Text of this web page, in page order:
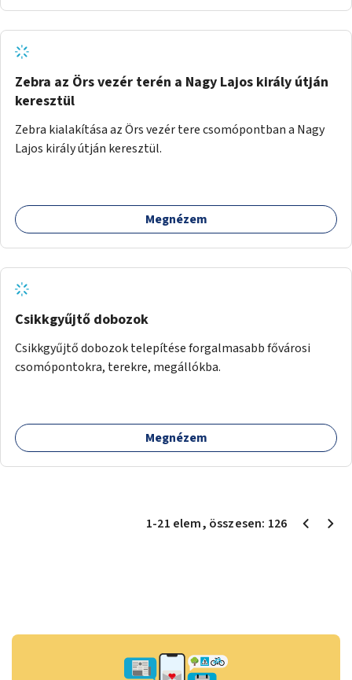
Zebra az Örs vezér terén a Nagy Lajos király útján
keresztül
Zebra kialakítása az Örs vezér tere csomópontban a Nagy
Lajos király útján keresztül.
Megnézem
Csikkgyűjtő dobozok
Csikkgyűjtő dobozok telepítése forgalmasabb fővárosi
csomópontokra, terekre, megállókba.
Megnézem
1-21 elem, összesen: 126